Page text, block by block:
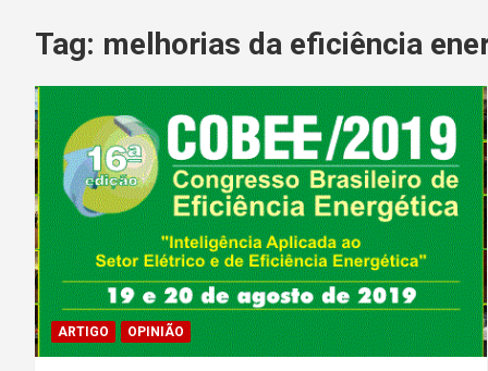
Tag: melhorias da eficiência
ARTIGO OPINIÃO